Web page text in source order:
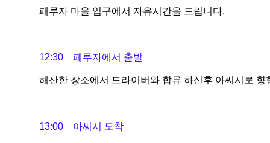
패루자 마을 입구에서 자유시간을 드립니다.
12:30 페루자에서 출발
해산한 장소에서 드라이버와 합류 하신후 아씨시로 향
13:00 아씨시 도착